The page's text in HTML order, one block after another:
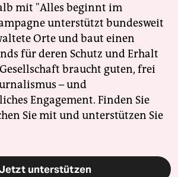
mit "Alles beginnt im
unterstützt bundesweit
Orte und baut einen
für deren Schutz und Erhalt
braucht guten, frei
– und
Engagement. Finden Sie
Sie mit und unterstützen Sie
unterstützen